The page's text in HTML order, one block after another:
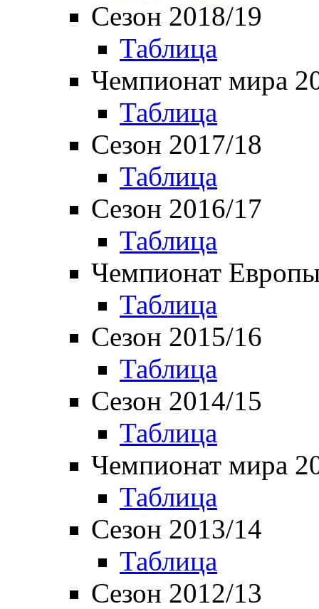
Сезон 2018/19
Таблица
Чемпионат мира
Таблица
Сезон 2017/18
Таблица
Сезон 2016/17
Таблица
Чемпионат
Таблица
Сезон 2015/16
Таблица
Сезон 2014/15
Таблица
Чемпионат мира
Таблица
Сезон 2013/14
Таблица
Сезон 2012/13